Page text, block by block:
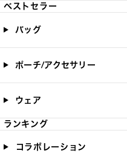
ベストセラー
バッグ
ポーチ/アクセサリー
ウェア
ランキング
コラボレーション